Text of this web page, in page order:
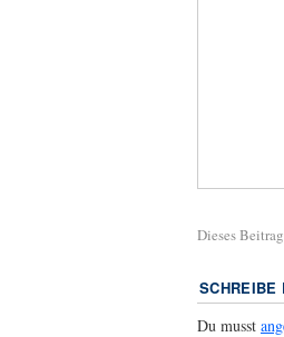
Dieses
SCHREIBE
Du musst